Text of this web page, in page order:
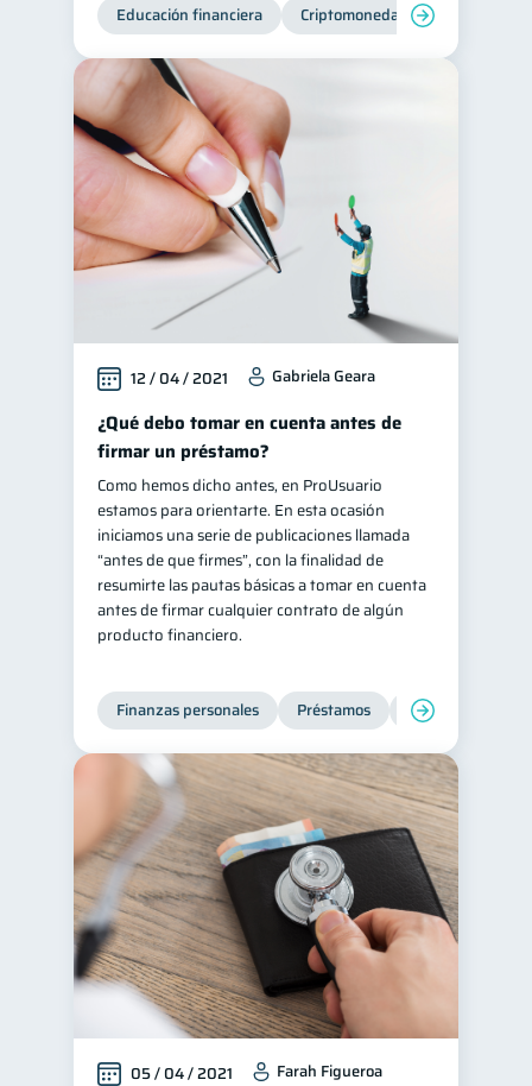
Educación financiera Criptomonedas
12 / 04 / 2021 Gabriela Geara
¿Qué debo tomar en cuenta antes de
firmar un préstamo?
Como hemos dicho antes, en ProUsuario
estamos para orientarte. En esta ocasión
iniciamos una serie de publicaciones llamada
“antes de que firmes”, con la finalidad de
resumirte las pautas básicas a tomar en cuenta
antes de firmar cualquier contrato de algún
producto financiero.
Finanzas personales Préstamos Entidad
05 / 04 / 2021 Farah Figueroa